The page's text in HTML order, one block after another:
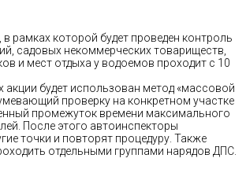
рамках которой будет проведен контроль
садовых некоммерческих товариществ,
и мест отдыха у водоемов проходит с 10
акции будет использован метод «массовой
проверку на конкретном участке
промежуток времени максимального
После этого автоинспекторы
точки и повторят процедуру. Также
отдельными группами нарядов ДПС.